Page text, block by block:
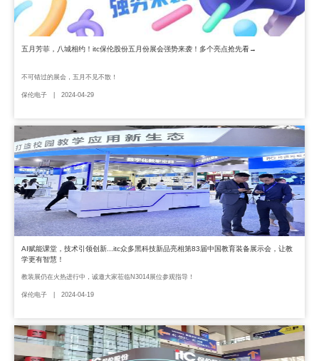
五月芳菲，八城相约！itc保伦股份五月份展会强势来袭！多个亮点抢先看→
不可错过的展会，五月不见不散！
保伦电子 | 2024-04-29
AI赋能课堂，技术引领创新...itc众多黑科技新品亮相第83届中国教育装备展示会，让教
学更有智慧！
教装展仍在火热进行中，诚邀大家莅临N3014展位参观指导！
保伦电子 | 2024-04-19